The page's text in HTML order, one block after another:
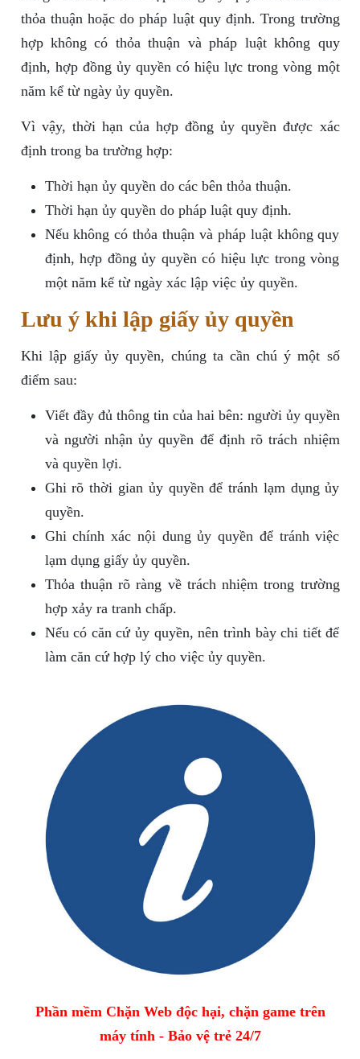
thỏa thuận hoặc do pháp luật quy định. Trong trường
hợp không có thỏa thuận và pháp luật không quy
định, hợp đồng ủy quyền có hiệu lực trong vòng một
năm kể từ ngày ủy quyền.
Vì vậy, thời hạn của hợp đồng ủy quyền được xác
định trong ba trường hợp:
Thời hạn ủy quyền do các bên thỏa thuận.
Thời hạn ủy quyền do pháp luật quy định.
Nếu không có thỏa thuận và pháp luật không quy
định, hợp đồng ủy quyền có hiệu lực trong vòng
một năm kể từ ngày xác lập việc ủy quyền.
Lưu ý khi lập giấy ủy quyền
Khi lập giấy ủy quyền, chúng ta cần chú ý một số
điểm sau:
Viết đầy đủ thông tin của hai bên: người ủy quyền
và người nhận ủy quyền để định rõ trách nhiệm
và quyền lợi.
Ghi rõ thời gian ủy quyền để tránh lạm dụng ủy
quyền.
Ghi chính xác nội dung ủy quyền để tránh việc
lạm dụng giấy ủy quyền.
Thỏa thuận rõ ràng về trách nhiệm trong trường
hợp xảy ra tranh chấp.
Nếu có căn cứ ủy quyền, nên trình bày chi tiết để
làm căn cứ hợp lý cho việc ủy quyền.
Phần mềm Chặn Web độc hại, chặn game trên
máy tính - Bảo vệ trẻ 24/7